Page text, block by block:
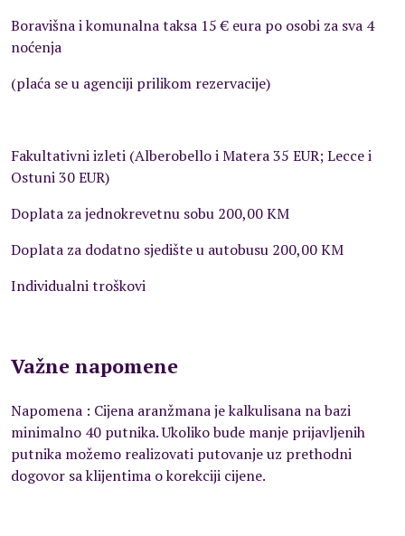
Boravišna i komunalna taksa 15 € eura po osobi za sva 4
noćenja
(plaća se u agenciji prilikom rezervacije)
Fakultativni izleti (Alberobello i Matera 35 EUR; Lecce i
Ostuni 30 EUR)
Doplata za jednokrevetnu sobu 200,00 KM
Doplata za dodatno sjedište u autobusu 200,00 KM
Individualni troškovi
Važne napomene
Napomena : Cijena aranžmana je kalkulisana na bazi
minimalno 40 putnika. Ukoliko bude manje prijavljenih
putnika možemo realizovati putovanje uz prethodni
dogovor sa klijentima o korekciji cijene.